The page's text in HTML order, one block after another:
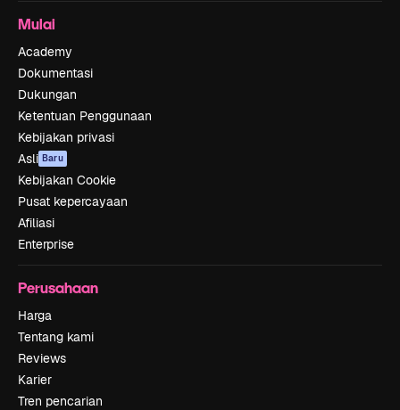
Mulai
Academy
Dokumentasi
Dukungan
Ketentuan Penggunaan
Kebijakan privasi
Asli Baru
Kebijakan Cookie
Pusat kepercayaan
Afiliasi
Enterprise
Perusahaan
Harga
Tentang kami
Reviews
Karier
Tren pencarian